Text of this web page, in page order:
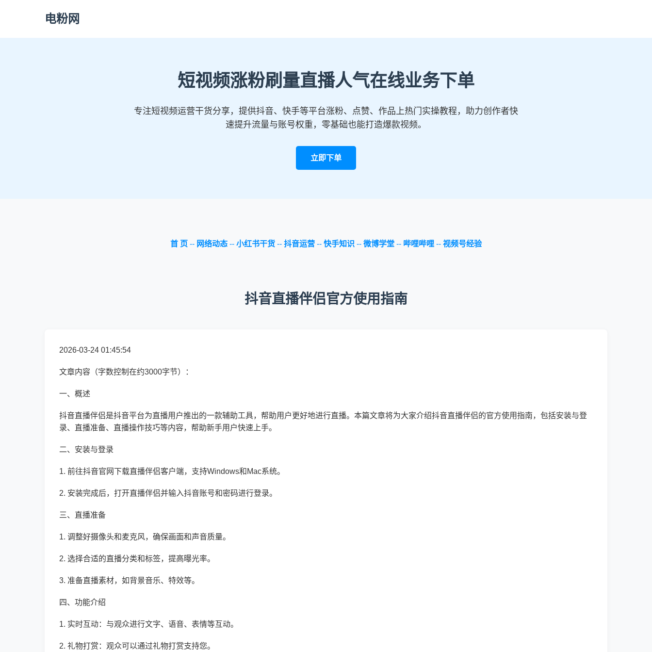
电粉网
短视频涨粉刷量直播人气在线业务下单
专注短视频运营干货分享，提供抖音、快手等平台涨粉、点赞、作品上热门实操教程，助力创作者快
速提升流量与账号权重，零基础也能打造爆款视频。
立即下单
首 页 -- 网络动态 -- 小红书干货 -- 抖音运营 -- 快手知识 -- 微博学堂 -- 哔哩哔哩 -- 视频号经验
抖音直播伴侣官方使用指南
2026-03-24 01:45:54
文章内容（字数控制在约3000字节）：
一、概述
抖音直播伴侣是抖音平台为直播用户推出的一款辅助工具，帮助用户更好地进行直播。本篇文章将为大家介绍抖音直播伴侣的官方使用指南，包括安装与登
录、直播准备、直播操作技巧等内容，帮助新手用户快速上手。
二、安装与登录
1. 前往抖音官网下载直播伴侣客户端，支持Windows和Mac系统。
2. 安装完成后，打开直播伴侣并输入抖音账号和密码进行登录。
三、直播准备
1. 调整好摄像头和麦克风，确保画面和声音质量。
2. 选择合适的直播分类和标签，提高曝光率。
3. 准备直播素材，如背景音乐、特效等。
四、功能介绍
1. 实时互动：与观众进行文字、语音、表情等互动。
2. 礼物打赏：观众可以通过礼物打赏支持您。